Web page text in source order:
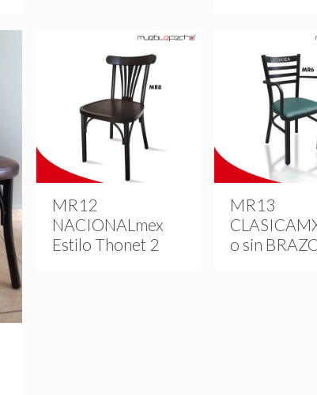
MR12
NACIONALmex
Estilo Thonet 2
MR13
o sin